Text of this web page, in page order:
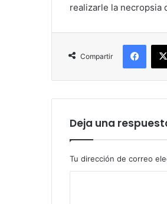
realizarle la necropsia
Compartir
Deja una
Tu dirección de correo